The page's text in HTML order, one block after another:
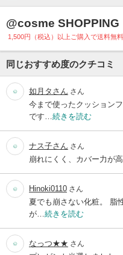
@cosme SHOPPING
1,500円（税込）以上ご購入で送料無料
同じおすすめ度のクチコミ
如月タさん さん
今まで使ったクッション
です…続きを読む
ナス子さん さん
崩れにくく、カバー力が
Hinoki0110 さん
夏でも崩さない化粧。 脂
が…続きを読む
なっつ★★ さん